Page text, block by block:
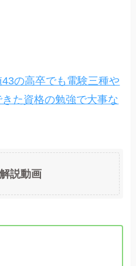
43の高卒でも電験三種や
た資格の勉強で大事な
説動画